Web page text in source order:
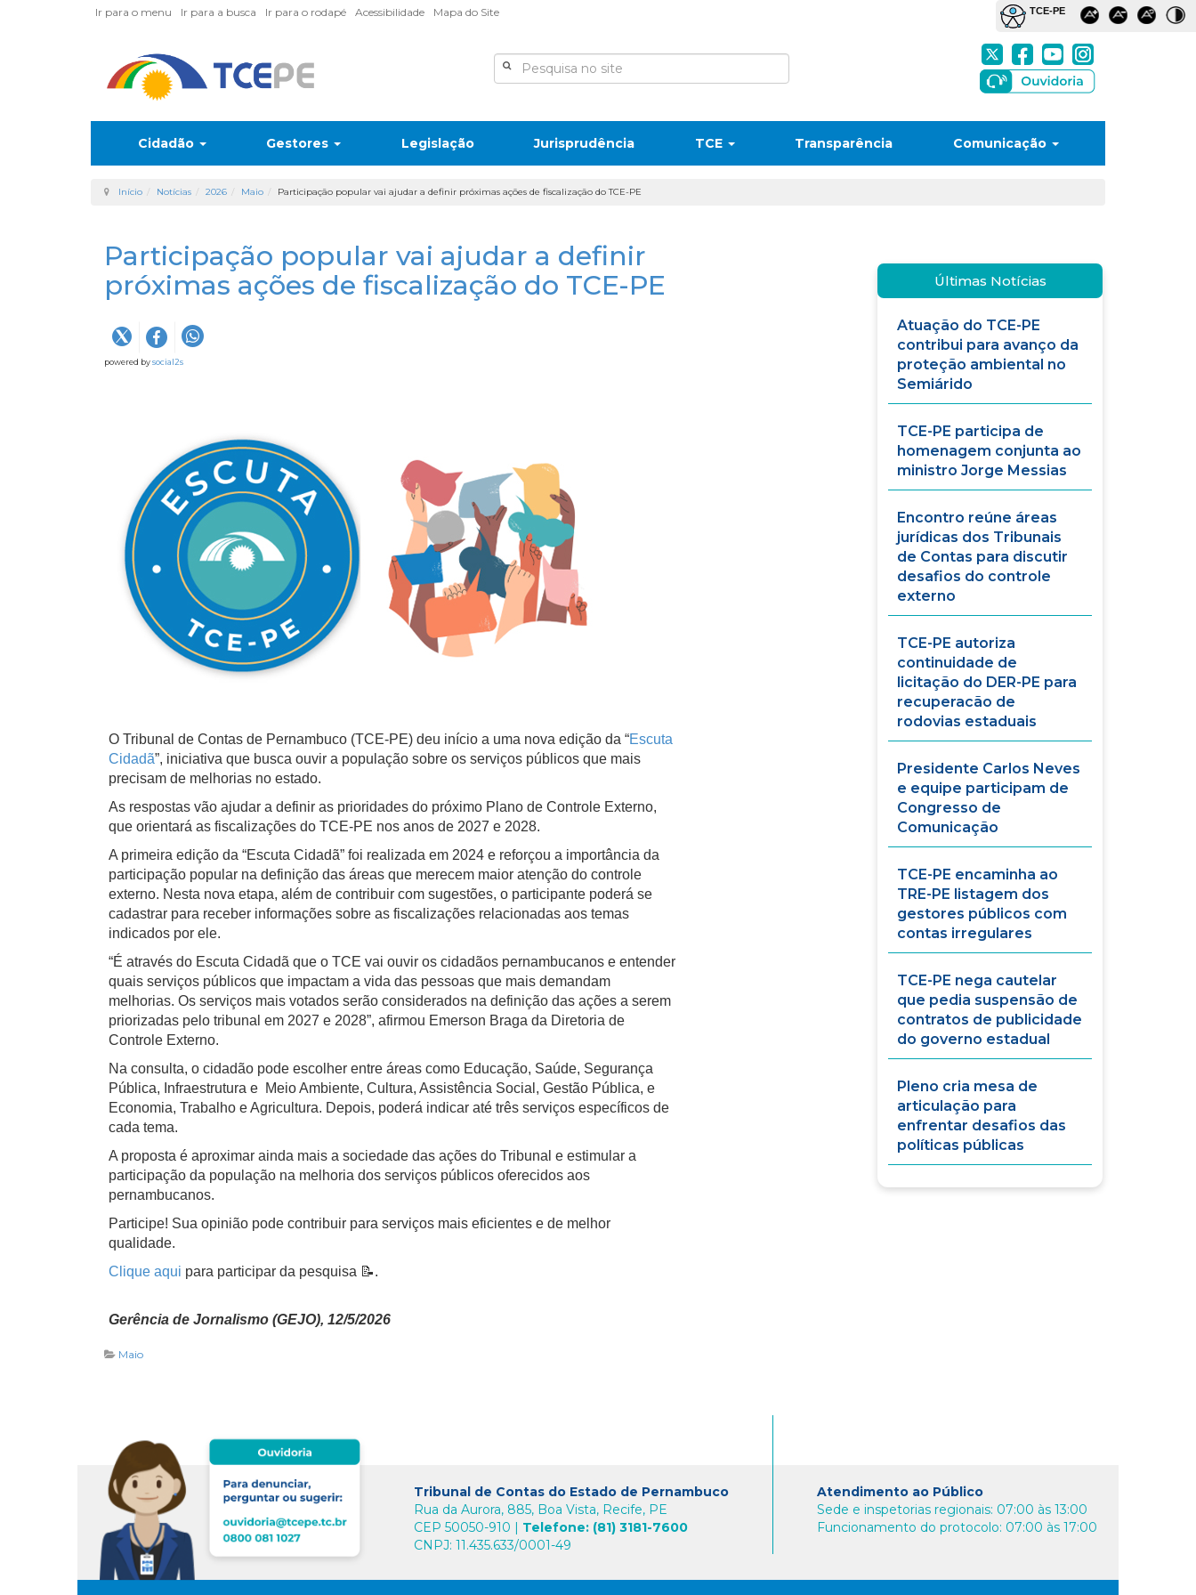
Ir para o menu Ir para a busca Ir para o rodapé Acessibilidade Mapa do Site
Cidadão Gestores Legislação Jurisprudência TCE Transparência Comunicação
Início Notícias 2026 Maio Participação popular vai ajudar a definir próximas ações de fiscalização do TCE-PE
Participação popular vai ajudar a definir
próximas ações de fiscalização do TCE-PE
powered bysocial2s
O Tribunal de Contas de Pernambuco (TCE-PE) deu início a uma nova edição da “Escuta
Cidadã”, iniciativa que busca ouvir a população sobre os serviços públicos que mais
precisam de melhorias no estado.
As respostas vão ajudar a definir as prioridades do próximo Plano de Controle Externo,
que orientará as fiscalizações do TCE-PE nos anos de 2027 e 2028.
A primeira edição da “Escuta Cidadã” foi realizada em 2024 e reforçou a importância da
participação popular na definição das áreas que merecem maior atenção do controle
externo. Nesta nova etapa, além de contribuir com sugestões, o participante poderá se
cadastrar para receber informações sobre as fiscalizações relacionadas aos temas
indicados por ele.
“É através do Escuta Cidadã que o TCE vai ouvir os cidadãos pernambucanos e entender
quais serviços públicos que impactam a vida das pessoas que mais demandam
melhorias. Os serviços mais votados serão considerados na definição das ações a serem
priorizadas pelo tribunal em 2027 e 2028”, afirmou Emerson Braga da Diretoria de
Controle Externo.
Na consulta, o cidadão pode escolher entre áreas como Educação, Saúde, Segurança
Pública, Infraestrutura e Meio Ambiente, Cultura, Assistência Social, Gestão Pública, e
Economia, Trabalho e Agricultura. Depois, poderá indicar até três serviços específicos de
cada tema.
A proposta é aproximar ainda mais a sociedade das ações do Tribunal e estimular a
participação da população na melhoria dos serviços públicos oferecidos aos
pernambucanos.
Participe! Sua opinião pode contribuir para serviços mais eficientes e de melhor
qualidade.
Clique aqui para participar da pesquisa 📝.
Gerência de Jornalismo (GEJO), 12/5/2026
Maio
Últimas Notícias
Atuação do TCE-PE
contribui para avanço da
proteção ambiental no
Semiárido
TCE-PE participa de
homenagem conjunta ao
ministro Jorge Messias
Encontro reúne áreas
jurídicas dos Tribunais
de Contas para discutir
desafios do controle
externo
TCE-PE autoriza
continuidade de
licitação do DER-PE para
recuperacão de
rodovias estaduais
Presidente Carlos Neves
e equipe participam de
Congresso de
Comunicação
TCE-PE encaminha ao
TRE-PE listagem dos
gestores públicos com
contas irregulares
TCE-PE nega cautelar
que pedia suspensão de
contratos de publicidade
do governo estadual
Pleno cria mesa de
articulação para
enfrentar desafios das
políticas públicas
Tribunal de Contas do Estado de Pernambuco
Rua da Aurora, 885, Boa Vista, Recife, PE
CEP 50050-910 | Telefone: (81) 3181-7600
CNPJ: 11.435.633/0001-49
Atendimento ao Público
Sede e inspetorias regionais: 07:00 às 13:00
Funcionamento do protocolo: 07:00 às 17:00